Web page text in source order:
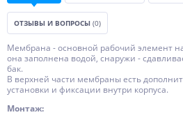
ОТЗЫВЫ И ВОПРОСЫ (0)
Мембрана - основной рабочий элемент
она заполнена водой, снаружи -
бак.
В верхней части мембраны есть
установки и фиксации внутри корпуса.
Монтаж: